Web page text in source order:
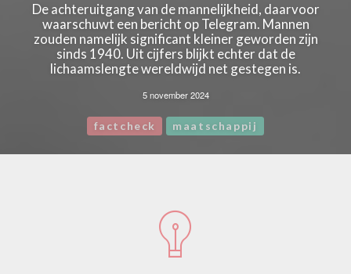
De achteruitgang van de mannelijkheid, daarvoor
waarschuwt een bericht op Telegram. Mannen
zouden namelijk significant kleiner geworden zijn
sinds 1940. Uit cijfers blijkt echter dat de
lichaamslengte wereldwijd net gestegen is.
5 november 2024
factcheck maatschappij